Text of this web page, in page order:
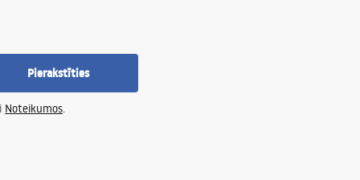
Pierakstīties
Noteikumos.